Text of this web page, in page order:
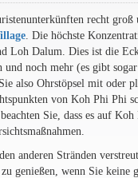
recht
. Die höchste
Loh Dalum. Dies ist die
und noch mehr (es gibt
also Ohrstöpsel mit
von Koh Phi Phi
Sie, dass es auf
anderen Stränden
genießen, wenn Sie keine